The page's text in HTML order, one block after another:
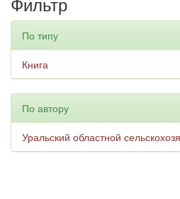
По типу
Книга
По автору
Уральский областной